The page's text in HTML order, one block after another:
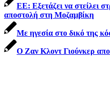
ΕΕ: Εξετάζει να στείλει
αποστολή στη Μοζαμβίκη
Με ηγεσία στο δικό της
Ο Ζαν Κλοντ Γιούνκερ